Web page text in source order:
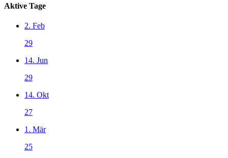
Aktive Tage
2. Feb
29
14. Jun
29
14. Okt
27
1. Mär
25